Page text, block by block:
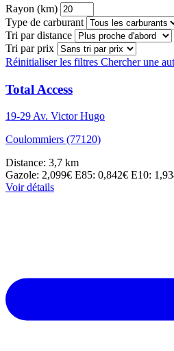
Rayon (km)
Type de carburant
Tri par distance
Tri par prix
Réinitialiser les filtres Chercher une
Total Access
19-29 Av. Victor Hugo
Coulommiers (77120)
Distance: 3,7 km
Gazole: 2,099€ E85: 0,842€ E10:
Voir détails